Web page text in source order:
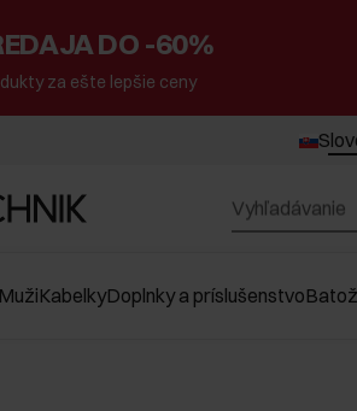
DO -60%
za ešte lepšie ceny
KabelkyDoplnky a príslušenstvo